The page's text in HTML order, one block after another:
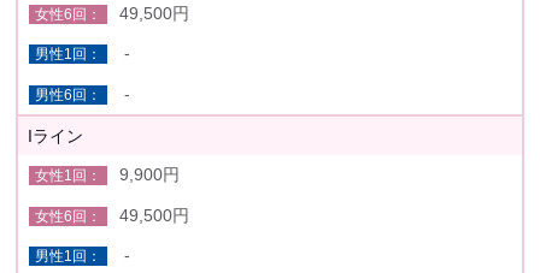
49,500円
-
-
Iライン
9,900円
49,500円
-